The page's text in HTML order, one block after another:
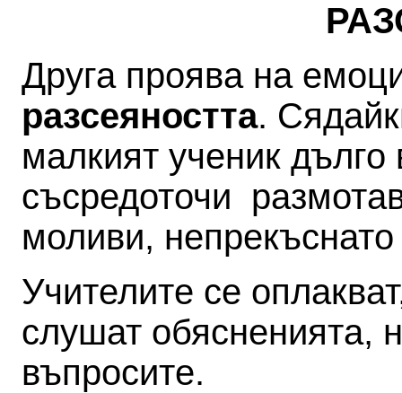
Друга проява на
разсеяността.
малкият ученик
съсредоточи
моливи,
Учителите се
слушат обясненията,
въпросите.